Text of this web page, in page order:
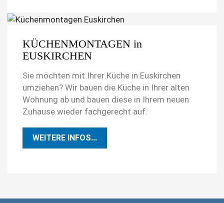
KÜCHENMONTAGEN in
EUSKIRCHEN
Sie möchten mit Ihrer Küche in Euskirchen
umziehen? Wir bauen die Küche in Ihrer alten
Wohnung ab und bauen diese in Ihrem neuen
Zuhause wieder fachgerecht auf.
WEITERE INFOS...